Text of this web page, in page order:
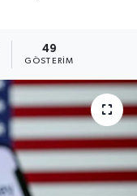
49
GÖSTERIM